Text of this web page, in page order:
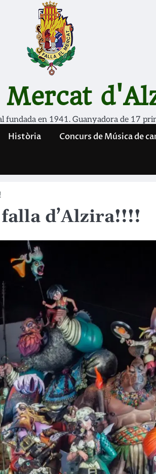
Mercat
fundada en 1941. Guanyadora de 17
Història Concurs de Música de
d’Alzira!!!!